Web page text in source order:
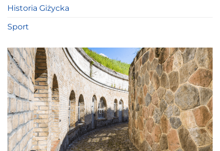
Historia Giżycka
Sport